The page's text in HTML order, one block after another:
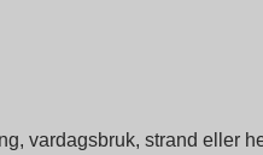
vardagsbruk, strand eller